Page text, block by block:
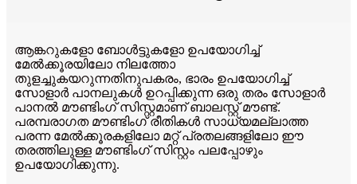
ആങ്കറുകളോ ബോൾട്ടുകളോ ഉപയോഗിച്ച്
മേൽക്കൂരയിലോ നിലത്തോ
തുളച്ചുകയറുന്നതിനുപകരം, ഭാരം ഉപയോഗിച്ച്
സോളാർ പാനലുകൾ ഉറപ്പിക്കുന്ന ഒരു തരം സോളാർ
പാനൽ മൗണ്ടിംഗ് സിസ്റ്റമാണ് ബാലസ്റ്റ് മൗണ്ട്.
പരമ്പരാഗത മൗണ്ടിംഗ് രീതികൾ സാധ്യമല്ലാത്ത
പരന്ന മേൽക്കൂരകളിലോ മറ്റ് പ്രതലങ്ങളിലോ ഈ
തരത്തിലുള്ള മൗണ്ടിംഗ് സിസ്റ്റം പലപ്പോഴും
ഉപയോഗിക്കുന്നു.